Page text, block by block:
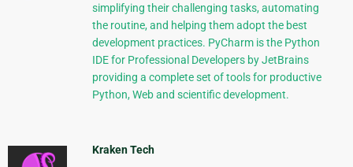
simplifying their challenging tasks, automating
the routine, and helping them adopt the best
development practices. PyCharm is the Python
IDE for Professional Developers by JetBrains
providing a complete set of tools for productive
Python, Web and scientific development.
Kraken Tech